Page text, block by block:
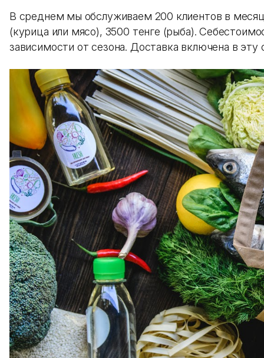
В среднем мы обслуживаем 200 клиентов в
(курица или мясо), 3500 тенге (рыба).
зависимости от сезона. Доставка включена в эту